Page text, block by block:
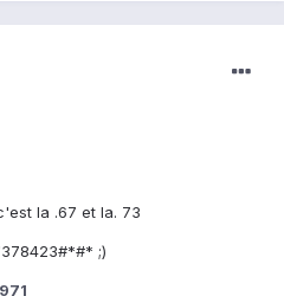
la .67 et la. 73
;)